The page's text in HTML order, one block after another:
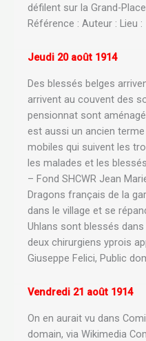
défilent sur la Grand-
Référence : Auteur : Lieu :
Jeudi 20 août 1914
Des blessés belges
arrivent au couvent des
pensionnat sont
est aussi un ancien
mobiles qui suivent les
les malades et les
– Fond SHCWR Jean
Dragons français de la
dans le village et se
Uhlans sont blessés
deux chirurgiens yprois
Giuseppe Felici, Public
Vendredi 21 août 1914
On en aurait vu dans
domain, via Wikimedia